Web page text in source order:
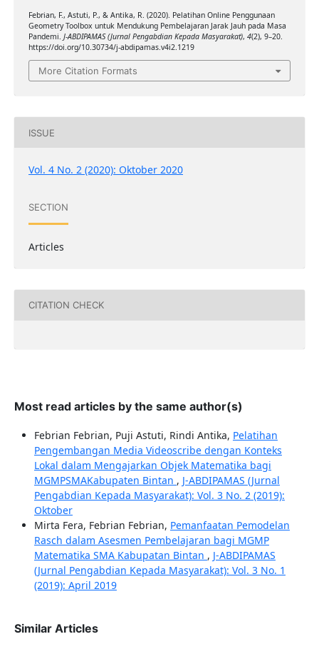
Febrian, F., Astuti, P., & Antika, R. (2020). Pelatihan Online Penggunaan
Geometry Toolbox untuk Mendukung Pembelajaran Jarak Jauh pada Masa
Pandemi. J-ABDIPAMAS (Jurnal Pengabdian Kepada Masyarakat), 4(2), 9–20.
https://doi.org/10.30734/j-abdipamas.v4i2.1219
More Citation Formats
ISSUE
Vol. 4 No. 2 (2020): Oktober 2020
SECTION
Articles
CITATION CHECK
Most read articles by the same author(s)
Febrian Febrian, Puji Astuti, Rindi Antika, Pelatihan
Pengembangan Media Videoscribe dengan Konteks
Lokal dalam Mengajarkan Objek Matematika bagi
MGMPSMAKabupaten Bintan , J-ABDIPAMAS (Jurnal
Pengabdian Kepada Masyarakat): Vol. 3 No. 2 (2019):
Oktober
Mirta Fera, Febrian Febrian, Pemanfaatan Pemodelan
Rasch dalam Asesmen Pembelajaran bagi MGMP
Matematika SMA Kabupatan Bintan , J-ABDIPAMAS
(Jurnal Pengabdian Kepada Masyarakat): Vol. 3 No. 1
(2019): April 2019
Similar Articles